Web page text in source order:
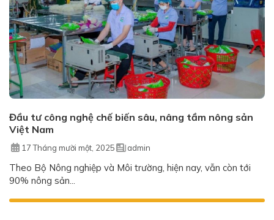
Đầu tư công nghệ chế biến sâu, nâng tầm nông sản
Việt Nam
17 Tháng mười một, 2025 admin
Theo Bộ Nông nghiệp và Môi trường, hiện nay, vẫn còn tới
90% nông sản...